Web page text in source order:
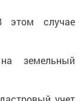
этом случае
земельный